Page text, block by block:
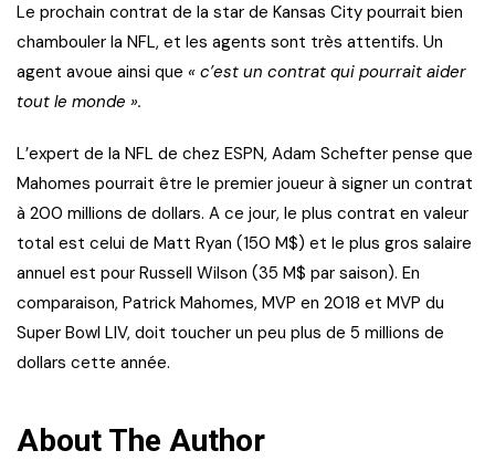
Le prochain contrat de la star de Kansas City pourrait bien
chambouler la NFL, et les agents sont très attentifs. Un
agent avoue ainsi que « c’est un contrat qui pourrait aider
tout le monde ».
L’expert de la NFL de chez ESPN, Adam Schefter pense que
Mahomes pourrait être le premier joueur à signer un contrat
à 200 millions de dollars. A ce jour, le plus contrat en valeur
total est celui de Matt Ryan (150 M$) et le plus gros salaire
annuel est pour Russell Wilson (35 M$ par saison). En
comparaison, Patrick Mahomes, MVP en 2018 et MVP du
Super Bowl LIV, doit toucher un peu plus de 5 millions de
dollars cette année.
About The Author